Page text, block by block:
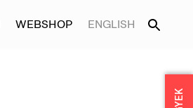
WEBSHOP ENGLISH